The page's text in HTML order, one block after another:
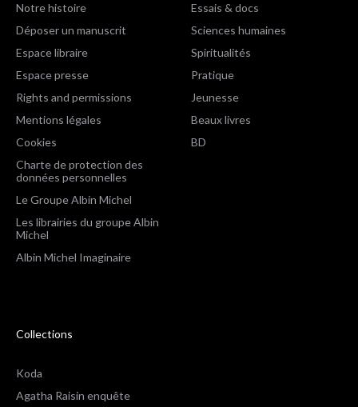
Notre histoire
Déposer un manuscrit
Espace libraire
Espace presse
Rights and permissions
Mentions légales
Cookies
Charte de protection des
données personnelles
Le Groupe Albin Michel
Les librairies du groupe Albin
Michel
Albin Michel Imaginaire
Essais & docs
Sciences humaines
Spiritualités
Pratique
Jeunesse
Beaux livres
BD
Collections
Koda
Agatha Raisin enquête